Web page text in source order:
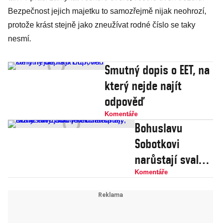
Bezpečnost jejich majetku to samozřejmě nijak neohrozí,
protože krást stejně jako zneužívat rodné číslo se taky
nesmí.
Smutný dopis o EET, na
který nejde najít
odpověď
Komentáře
Bohuslavu
Sobotkovi
narůstají svaly.
Ale zatím jen
Komentáře